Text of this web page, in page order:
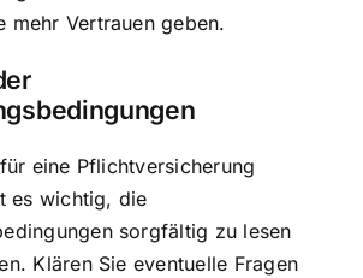
mehr Vertrauen geben.
eine Pflichtversicherung
es wichtig, die
sorgfältig zu lesen
Klären Sie eventuelle Fragen